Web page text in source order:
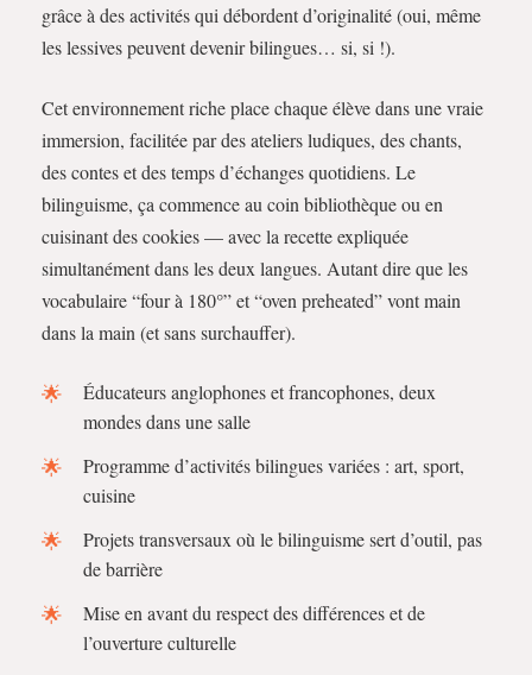
grâce à des activités qui débordent d’originalité (oui, même
les lessives peuvent devenir bilingues… si, si !).
Cet environnement riche place chaque élève dans une vraie
immersion, facilitée par des ateliers ludiques, des chants,
des contes et des temps d’échanges quotidiens. Le
bilinguisme, ça commence au coin bibliothèque ou en
cuisinant des cookies — avec la recette expliquée
simultanément dans les deux langues. Autant dire que les
vocabulaire “four à 180°” et “oven preheated” vont main
dans la main (et sans surchauffer).
Éducateurs anglophones et francophones, deux
mondes dans une salle
Programme d’activités bilingues variées : art, sport,
cuisine
Projets transversaux où le bilinguisme sert d’outil, pas
de barrière
Mise en avant du respect des différences et de
l’ouverture culturelle